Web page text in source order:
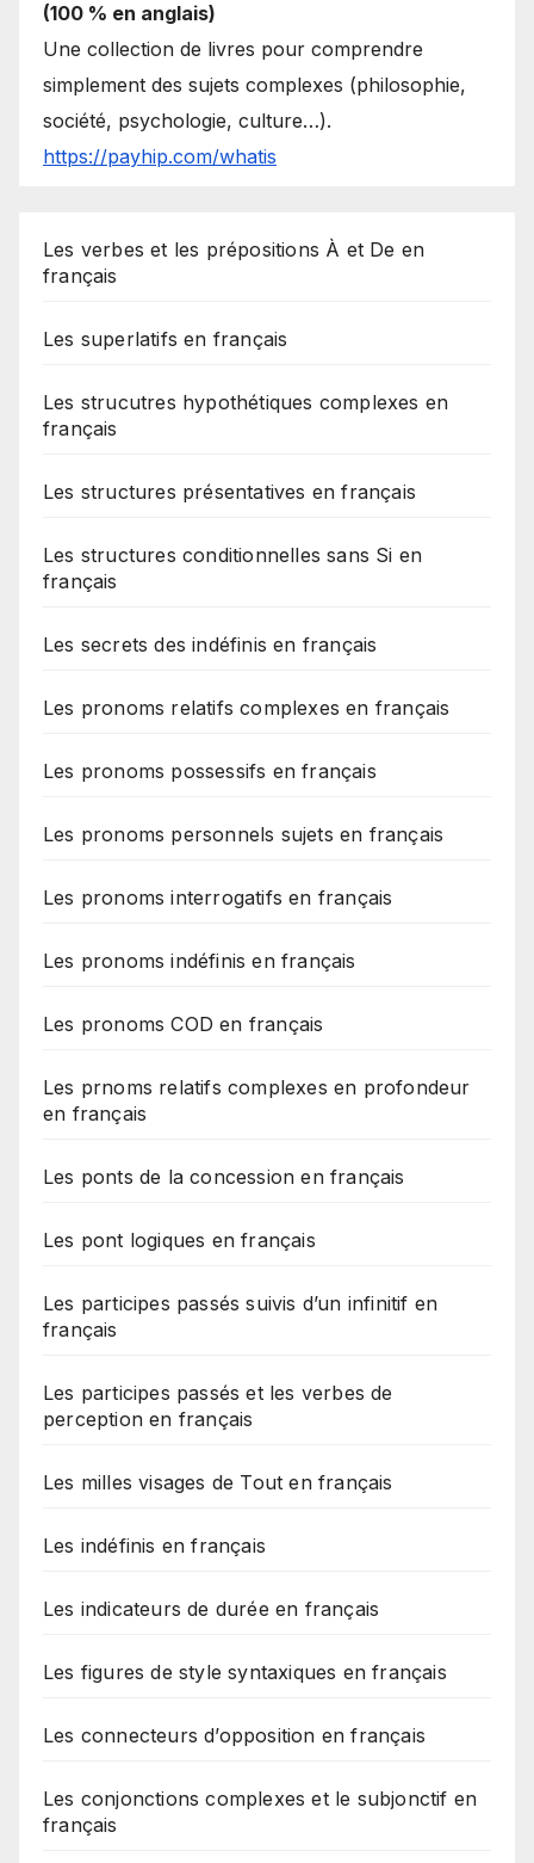
(100 % en anglais)
Une collection de livres pour comprendre
simplement des sujets complexes (philosophie,
société, psychologie, culture…).
https://payhip.com/whatis
Les verbes et les prépositions À et De en
français
Les superlatifs en français
Les strucutres hypothétiques complexes en
français
Les structures présentatives en français
Les structures conditionnelles sans Si en
français
Les secrets des indéfinis en français
Les pronoms relatifs complexes en français
Les pronoms possessifs en français
Les pronoms personnels sujets en français
Les pronoms interrogatifs en français
Les pronoms indéfinis en français
Les pronoms COD en français
Les prnoms relatifs complexes en profondeur
en français
Les ponts de la concession en français
Les pont logiques en français
Les participes passés suivis d’un infinitif en
français
Les participes passés et les verbes de
perception en français
Les milles visages de Tout en français
Les indéfinis en français
Les indicateurs de durée en français
Les figures de style syntaxiques en français
Les connecteurs d’opposition en français
Les conjonctions complexes et le subjonctif en
français